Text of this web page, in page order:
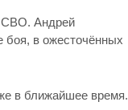
СВО. Андрей
боя, в ожесточённых
в ближайшее время.